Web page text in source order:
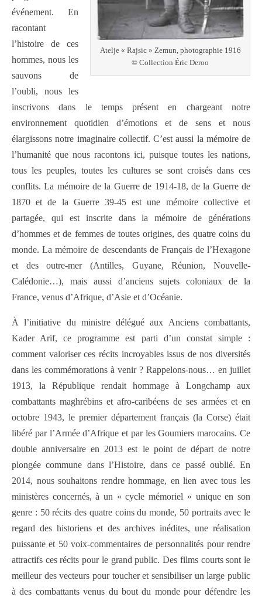
Atelje « Rajsic » Zemun, photographie 1916
© Collection Éric Deroo
événement. En
racontant
l’histoire de ces
hommes, nous les
sauvons de
l’oubli, nous les
inscrivons dans le temps présent en chargeant notre
environnement quotidien d’émotions et de sens et nous
élargissons notre imaginaire collectif. C’est aussi la mémoire de
l’humanité que nous racontons ici, puisque toutes les nations,
tous les peuples, toutes les cultures se sont croisés dans ces
conflits. La mémoire de la Guerre de 1914-18, de la Guerre de
1870 et de la Guerre 39-45 est une mémoire collective et
partagée, qui est inscrite dans la mémoire de générations
d’hommes et de femmes de toutes origines, des quatre coins du
monde. La mémoire de descendants de Français de l’Hexagone
et des outre-mer (Antilles, Guyane, Réunion, Nouvelle-
Calédonie…), mais aussi d’anciens sujets coloniaux de la
France, venus d’Afrique, d’Asie et d’Océanie.
À l’initiative du ministre délégué aux Anciens combattants,
Kader Arif, ce programme est parti d’un constat simple :
comment valoriser ces récits incroyables issus de nos diversités
dans les commémorations à venir ? Rappelons-nous… en juillet
1913, la République rendait hommage à Longchamp aux
combattants maghrébins et afro-caribéens de ses armées et en
octobre 1943, le premier département français (la Corse) était
libéré par l’Armée d’Afrique et par les Goumiers marocains. Ce
double anniversaire en 2013 est le point de départ de notre
plongée commune dans l’Histoire, dans ce passé oublié. En
2014, nous souhaitons rendre hommage, en lien avec tous les
ministères concernés, à un « cycle mémoriel » unique en son
genre : 50 récits des quatre coins du monde, 50 portraits avec le
regard des historiens et des archives inédites, une réalisation
puissante et 50 voix-commentaires de personnalités pour rendre
attractifs ces récits pour le grand public. Des films courts sont le
meilleur des vecteurs pour toucher et sensibiliser un large public
à des combattants venus du bout du monde pour défendre les